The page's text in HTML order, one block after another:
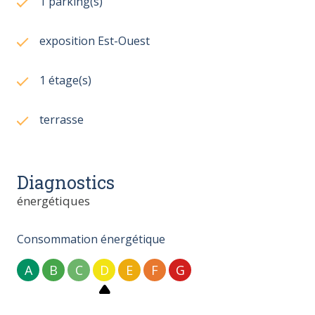
exposition Est-Ouest
1 étage(s)
terrasse
Diagnostics
énergétiques
Consommation énergétique
A B C D E F G